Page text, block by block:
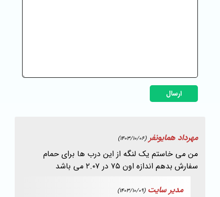
ارسال
مهرداد همایونفر (1403/10/06)
من می خاستم یک لنگه از این درب ها برای حمام
سفارش بدهم اندازه اون ۷۵ در ۲.۰۷ می باشد
مدیر سایت (1403/10/09)